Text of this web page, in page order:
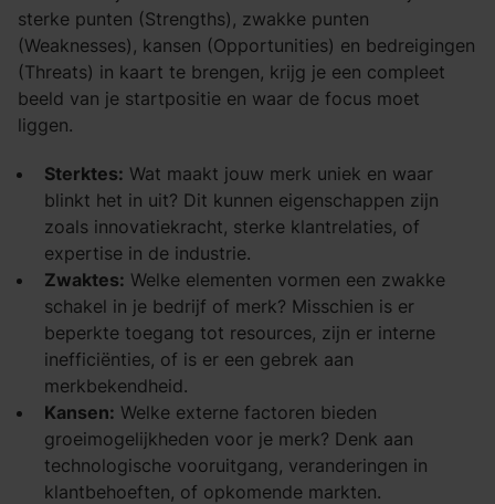
sterke punten (Strengths), zwakke punten
(Weaknesses), kansen (Opportunities) en bedreigingen
(Threats) in kaart te brengen, krijg je een compleet
beeld van je startpositie en waar de focus moet
liggen.
Sterktes: Wat maakt jouw merk uniek en waar
blinkt het in uit? Dit kunnen eigenschappen zijn
zoals innovatiekracht, sterke klantrelaties, of
expertise in de industrie.
Zwaktes: Welke elementen vormen een zwakke
schakel in je bedrijf of merk? Misschien is er
beperkte toegang tot resources, zijn er interne
inefficiënties, of is er een gebrek aan
merkbekendheid.
Kansen: Welke externe factoren bieden
groeimogelijkheden voor je merk? Denk aan
technologische vooruitgang, veranderingen in
klantbehoeften, of opkomende markten.